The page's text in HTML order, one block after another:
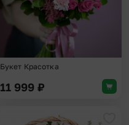
Букет Красотка
11 999 ₽